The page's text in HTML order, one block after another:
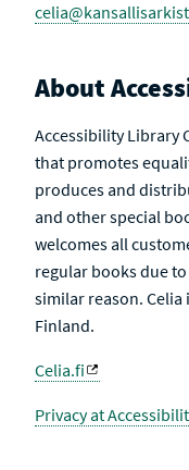
About
Accessibility Library
that promotes
produces and
and other special
welcomes all
regular books due
similar reason. Celia
Finland.
Celia.fi
Privacy at